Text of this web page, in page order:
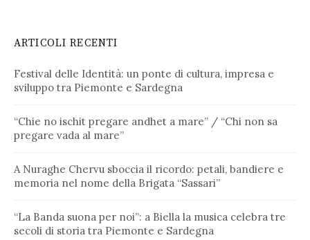
ARTICOLI RECENTI
Festival delle Identità: un ponte di cultura, impresa e
sviluppo tra Piemonte e Sardegna
“Chie no ischit pregare andhet a mare” / “Chi non sa
pregare vada al mare”
A Nuraghe Chervu sboccia il ricordo: petali, bandiere e
memoria nel nome della Brigata “Sassari”
“La Banda suona per noi”: a Biella la musica celebra tre
secoli di storia tra Piemonte e Sardegna